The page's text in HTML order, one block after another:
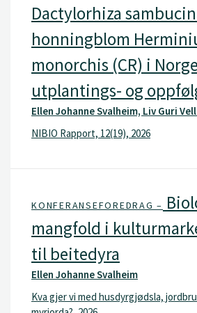
Dactylorhiza
honningblom
monorchis (CR) i
utplantings- og
Ellen Johanne Svalheim, Liv Guri
NIBIO Rapport, 12(19), 2026
KONFERANSEFOREDRAG –
mangfold i
til beitedyra
Ellen Johanne Svalheim
Kva gjer vi med husdyrgjødsla,